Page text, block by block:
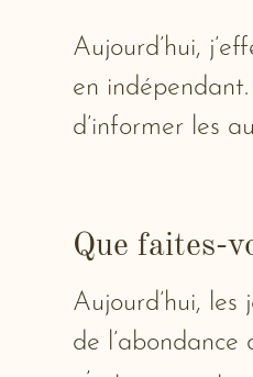
Aujourd’hui,
en
d’informer les
Que faites-
Aujourd’hui,
de